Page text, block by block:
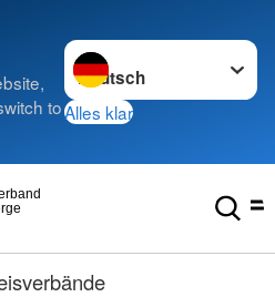
to
Sprache wechseln zu
Alles klar